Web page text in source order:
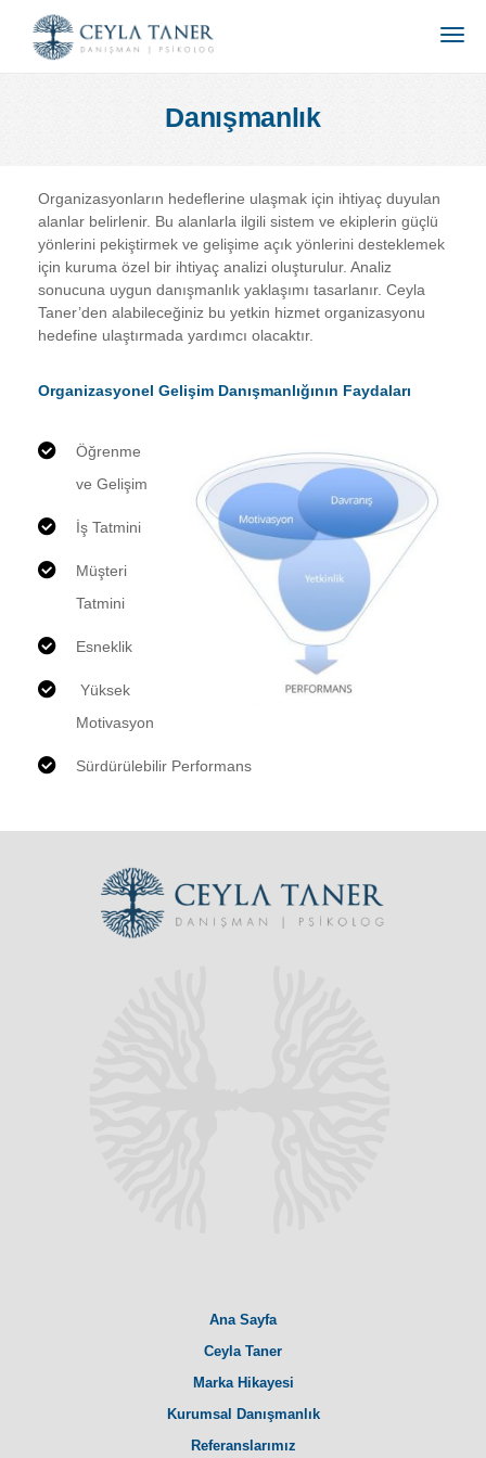
Danışmanlık
Organizasyonların hedeflerine ulaşmak için ihtiyaç duyulan
alanlar belirlenir. Bu alanlarla ilgili sistem ve ekiplerin güçlü
yönlerini pekiştirmek ve gelişime açık yönlerini desteklemek
için kuruma özel bir ihtiyaç analizi oluşturulur. Analiz
sonucuna uygun danışmanlık yaklaşımı tasarlanır. Ceyla
Taner’den alabileceğiniz bu yetkin hizmet organizasyonu
hedefine ulaştırmada yardımcı olacaktır.
Organizasyonel Gelişim Danışmanlığının Faydaları
Öğrenme
ve Gelişim
İş Tatmini
Müşteri
Tatmini
Esneklik
Yüksek
Motivasyon
Sürdürülebilir Performans
Ana Sayfa
Ceyla Taner
Marka Hikayesi
Kurumsal Danışmanlık
Referanslarımız